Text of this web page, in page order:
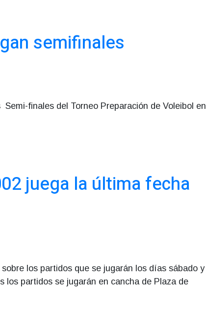
semifinales
finales del Torneo Preparación de Voleibol en
juega la última fecha
los partidos que se jugarán los días sábado y
los partidos se jugarán en cancha de Plaza de